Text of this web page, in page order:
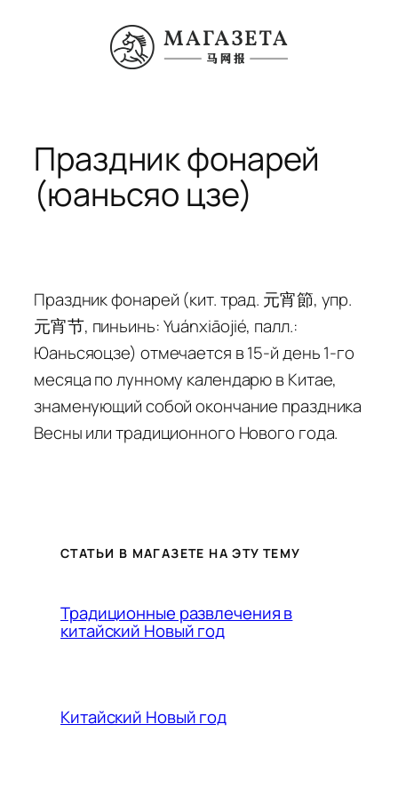
содержимому
Праздник фонарей
(юаньсяо цзе)
Праздник фонарей (кит. трад. 元宵節, упр.
元宵节, пиньинь: Yuánxiāojié, палл.:
Юаньсяоцзе) отмечается в 15-й день 1-го
месяца по лунному календарю в Китае,
знаменующий собой окончание праздника
Весны или традиционного Нового года.
СТАТЬИ В МАГАЗЕТЕ НА ЭТУ ТЕМУ
Традиционные развлечения в
китайский Новый год
Китайский Новый год